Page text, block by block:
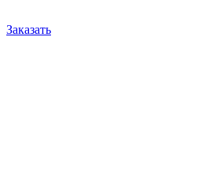
Заказать